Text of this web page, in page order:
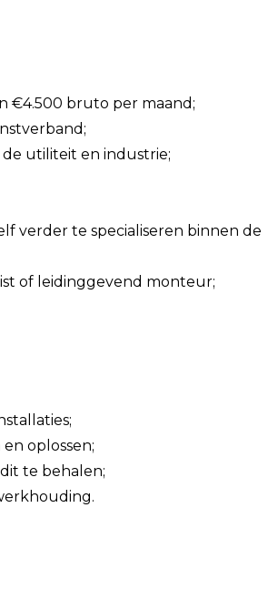
€4.500 bruto per maand;
utiliteit en industrie;
verder te specialiseren binnen de
of leidinggevend monteur;
oplossen;
te behalen;